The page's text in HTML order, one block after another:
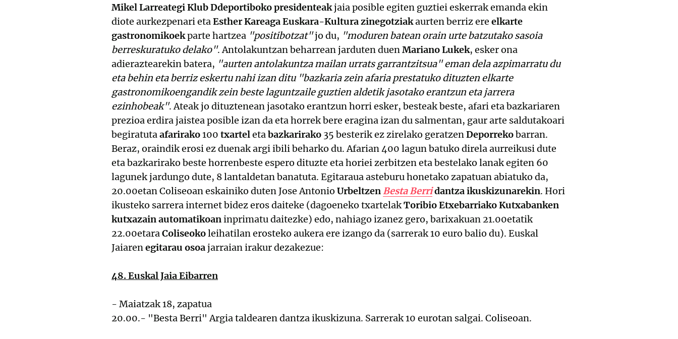
Mikel Larreategi Klub Ddeportiboko presidenteakjaia posible egiten guztiei eskerrak emanda ekin
diote aurkezpenari etaEsther Kareaga Euskara-Kultura zinegotziakaurten berriz ere elkarte
gastronomikoekparte hartzea "positibotzat"jo du, "moduren batean orain urte batzutako sasoia
berreskuratuko delako". Antolakuntzan beharrean jarduten duenMariano Lukek, esker ona
adieraztearekin batera, "aurten antolakuntza mailan urrats garrantzitsua" eman dela azpimarratu du
eta behin eta berriz eskertu nahi izan ditu "bazkaria zein afaria prestatuko dituzten elkarte
gastronomikoengandik zein beste laguntzaile guztien aldetik jasotako erantzun eta jarrera
ezinhobeak". Ateak jo dituztenean jasotako erantzun horri esker, besteak beste, afari eta bazkariaren
prezioa erdira jaistea posible izan da eta horrek bere eragina izan du salmentan, gaur arte saldutakoari
begiratutaafarirako100 txarteletabazkarirako 35 besterik ez zirelako geratzenDeporrekobarran.
Beraz, oraindik erosi ez duenak argi ibili beharko du. Afarian 400 lagun batuko direla aurreikusi dute
eta bazkarirako beste horrenbeste espero dituzte eta horiei zerbitzen eta bestelako lanak egiten 60
lagunek jardungo dute, 8 lantaldetan banatuta. Egitaraua asteburu honetako zapatuan abiatuko da,
20.00etan Coliseoan eskainiko duten Jose Antonio UrbeltzenBesta Berridantza ikuskizunarekin. Hori
ikusteko sarrera internet bidez eros daiteke (dagoeneko txartelakToribio Etxebarriako Kutxabanken
kutxazain automatikoaninprimatu daitezke) edo, nahiago izanez gero, barixakuan 21.00etatik
22.00etaraColiseokoleihatilan erosteko aukera ere izango da (sarrerak 10 euro balio du). Euskal
Jaiarenegitarau osoajarraian irakur dezakezue:
48. Euskal Jaia Eibarren
- Maiatzak 18, zapatua
20.00.- "Besta Berri" Argia taldearen dantza ikuskizuna. Sarrerak 10 eurotan salgai. Coliseoan.